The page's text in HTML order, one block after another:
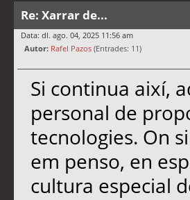
Re: Xarrar de...
Data: dl. ago. 04, 2025 11:56 am
Autor: Rafel Pazos (Entrades: 11)
Si continua així,
personal de
tecnologies. On
em penso, en
cultura especial